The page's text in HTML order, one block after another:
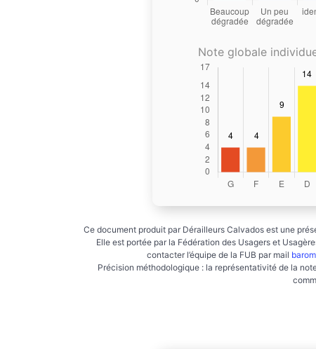
Note globale
Ce document produit par Dérailleurs Calvados est une
Elle est portée par la Fédération des Usagers et
contacter l’équipe de la FUB par mail
Précision méthodologique : la représentativité de la